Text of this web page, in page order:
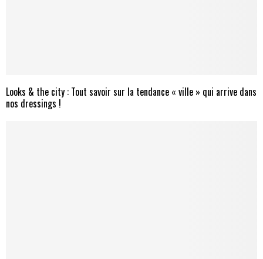
Looks & the city : Tout savoir sur la tendance « ville » qui arrive dans
nos dressings !